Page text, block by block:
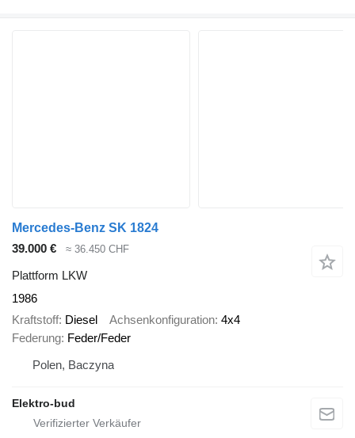
Mercedes-Benz SK 1824
39.000 €
≈ 36.450 CHF
Plattform LKW
1986
Kraftstoff Diesel Achsenkonfiguration 4x4
Federung Feder/Feder
Polen, Baczyna
Elektro-bud